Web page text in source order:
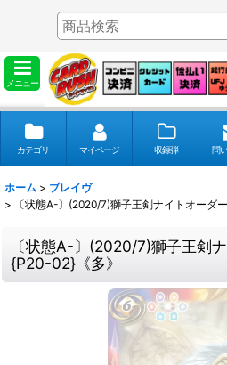
メニュー
カテゴリ マイページ 収録弾 問
ホーム > ブレイヴ
>
〔状態A-〕(2020/7)獅子王剣ナイトオーダ
〔状態A-〕(2020/7)獅子王剣
{P20-02}《多》